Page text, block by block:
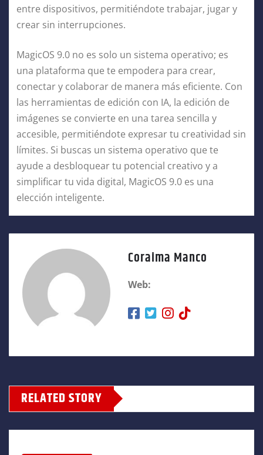
entre dispositivos, permitiéndote trabajar, jugar y
crear sin interrupciones.
MagicOS 9.0 no es solo un sistema operativo; es
una plataforma que te empodera para crear,
conectar y colaborar de manera más eficiente. Con
las herramientas de edición con IA, la edición de
imágenes se convierte en una tarea sencilla y
accesible, permitiéndote expresar tu creatividad sin
límites. Si buscas un sistema operativo que te
ayude a desbloquear tu potencial creativo y a
simplificar tu vida digital, MagicOS 9.0 es una
elección inteligente.
Coraima Manco
Web:
RELATED STORY